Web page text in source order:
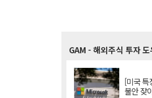
GAM - 해외주식 투자 도
[미국 특
불안 잦